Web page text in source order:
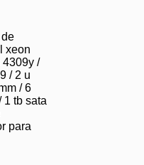
xeon
/
/ 2 u
/ 6
1 tb sata
para